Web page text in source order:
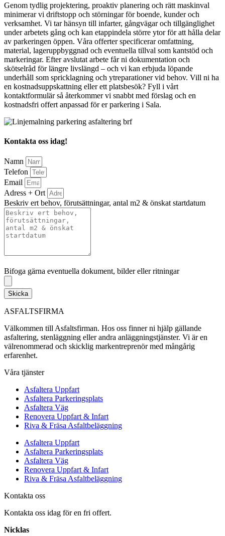
Genom tydlig projektering, proaktiv planering och rätt maskinval
minimerar vi driftstopp och störningar för boende, kunder och
verksamhet. Vi tar hänsyn till infarter, gångvägar och tillgänglighet
under arbetets gång och kan etappindela större ytor för att hålla delar
av parkeringen öppen. Våra offerter specificerar omfattning,
material, lageruppbyggnad och eventuella tillval som kantstöd och
markeringar. Efter avslutat arbete får ni dokumentation och
skötselråd för längre livslängd – och vi kan erbjuda löpande
underhåll som spricklagning och ytreparationer vid behov. Vill ni ha
en kostnadsuppskattning eller ett platsbesök? Fyll i vårt
kontaktformulär så återkommer vi snabbt med förslag och en
kostnadsfri offert anpassad för er parkering i Sala.
Kontakta oss idag!
Namn
Telefon
Email
Adress + Ort
Beskriv ert behov, förutsättningar, antal m2 & önskat startdatum
Bifoga gärna eventuella dokument, bilder eller ritningar
Skicka
ASFALTSFIRMA
Välkommen till Asfaltsfirman. Hos oss finner ni hjälp gällande
asfaltering, stenläggning eller andra anläggningstjänster. Vi är en
välrenommerad och skicklig markentreprenör med mångårig
erfarenhet.
Våra tjänster
Asfaltera Uppfart
Asfaltera Parkeringsplats
Asfaltera Väg
Renovera Uppfart & Infart
Riva & Fräsa Asfaltbeläggning
Asfaltera Uppfart
Asfaltera Parkeringsplats
Asfaltera Väg
Renovera Uppfart & Infart
Riva & Fräsa Asfaltbeläggning
Kontakta oss
Kontakta oss idag för en fri offert.
Nicklas